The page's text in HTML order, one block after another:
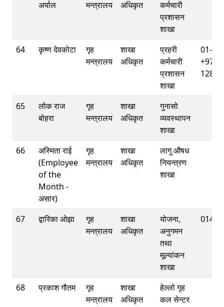
अर्याल
मन्त्रालय
अधिकृत
कर्मचारी
प्रशासन
शाखा
64
कृष्‍ण देवकोटा
गृह
मन्त्रालय
शाखा
अधिकृत
प्रहरी
कर्मचारी
प्रशासन
शाखा
01-
+977
65
लोक राज
बोहरा
गृह
मन्त्रालय
शाखा
अधिकृत
गुनासो
व्यवस्थापन
शाखा
66
अस्मिता राई
(Employee
of the
Month -
असार)
गृह
मन्त्रालय
शाखा
अधिकृत
लागु औषध
नियन्त्रण
शाखा
67 द्वारिका ओझा
गृह
मन्त्रालय
शाखा
अधिकृत
योजना,
अनुगमन
तथा
मूल्यांकन
शाखा
68 प्रकाश गौतम
गृह
मन्त्रालय
शाखा
अधिकृत
हेल्लो गृह
कल सेन्टर